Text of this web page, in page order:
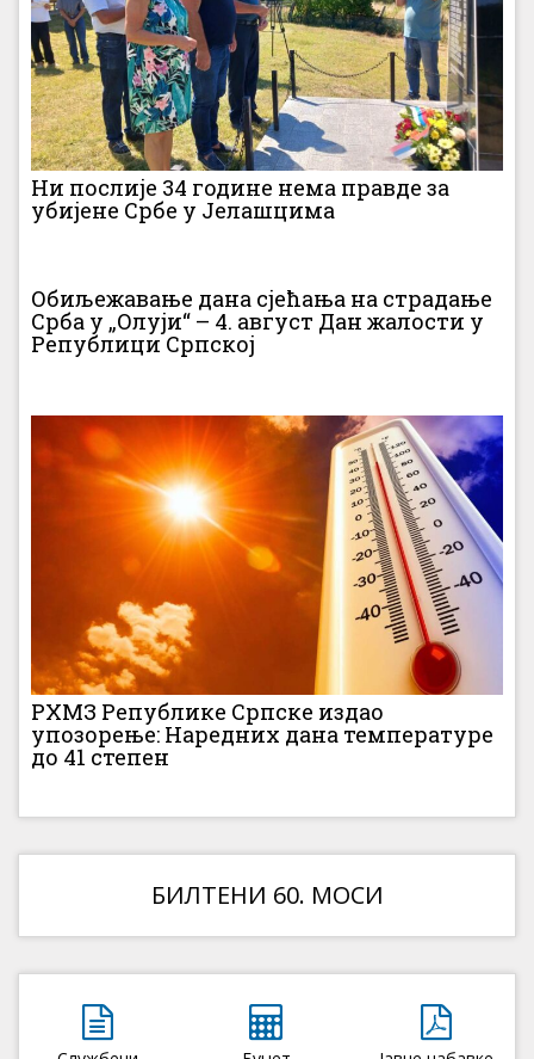
Ни послије 34 године нема правде за
убијене Србе у Јелашцима
Обиљежавање дана сјећања на страдање
Срба у „Олуји“ – 4. август Дан жалости у
Републици Српској
РХМЗ Републике Српске издао
упозорење: Наредних дана температуре
до 41 степен
БИЛТЕНИ 60. МОСИ